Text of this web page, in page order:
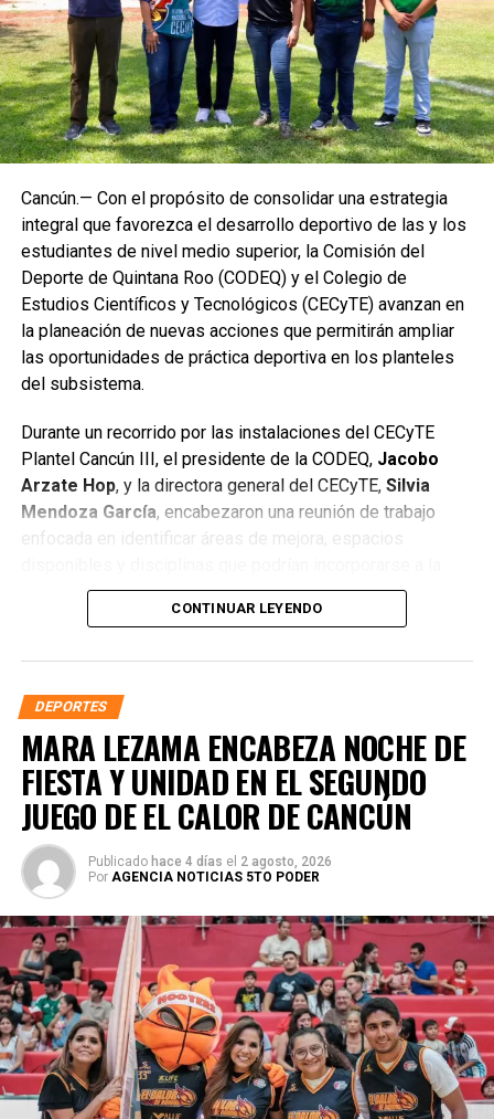
Cancún.— Con el propósito de consolidar una estrategia
integral que favorezca el desarrollo deportivo de las y los
estudiantes de nivel medio superior, la Comisión del
Deporte de Quintana Roo (CODEQ) y el Colegio de
Estudios Científicos y Tecnológicos (CECyTE) avanzan en
la planeación de nuevas acciones que permitirán ampliar
las oportunidades de práctica deportiva en los planteles
del subsistema.
Durante un recorrido por las instalaciones del CECyTE
Plantel Cancún III, el presidente de la CODEQ, Jacobo
Arzate Hop, y la directora general del CECyTE, Silvia
Mendoza García, encabezaron una reunión de trabajo
enfocada en identificar áreas de mejora, espacios
oferta extracurricular para fortalecer la formación integral
de la juventud quintanarroense.
En concordancia con elNuevo Acuerdo por el Bienestar
y Desarrollo, impulsado por la gobernadora Mara Lezama
Espinosa, ambas instituciones coincidieron en que la
educación y el deporte deben caminar de la mano para
garantizar que las y los jóvenes cuenten con herramientas
que fortalezcan su crecimiento físico, emocional y social.
CONTINUAR LEYENDO
DEPORTES
MARA LEZAMA ENCABEZA NOCHE DE
FIESTA Y UNIDAD EN EL SEGUNDO
JUEGO DE EL CALOR DE CANCÚN
Publicado hace 4 días el 2 agosto, 2026
Por AGENCIA NOTICIAS 5TO PODER